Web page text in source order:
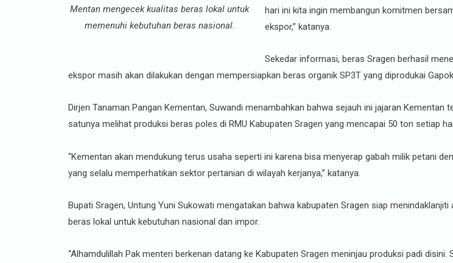
Mentan mengecek kualitas beras lokal untuk
memenuhi kebutuhan beras nasional.
hari ini kita ingin membangun komitmen
ekspor,” katanya.
Sekedar informasi, beras Sragen berhasil
ekspor masih akan dilakukan dengan mempersiapkan beras organik SP3T yang diprodukai
Dirjen Tanaman Pangan Kementan, Suwandi menambahkan bahwa sejauh ini jajaran
satunya melihat produksi beras poles di RMU Kabupaten Sragen yang mencapai 50 ton setiap
“Kementan akan mendukung terus usaha seperti ini karena bisa menyerap gabah milik petani
yang selalu memperhatikan sektor pertanian di wilayah kerjanya,” katanya.
Bupati Sragen, Untung Yuni Sukowati mengatakan bahwa kabupaten Sragen siap
beras lokal untuk kebutuhan nasional dan impor.
“Alhamdulillah Pak menteri berkenan datang ke Kabupaten Sragen meninjau produksi padi